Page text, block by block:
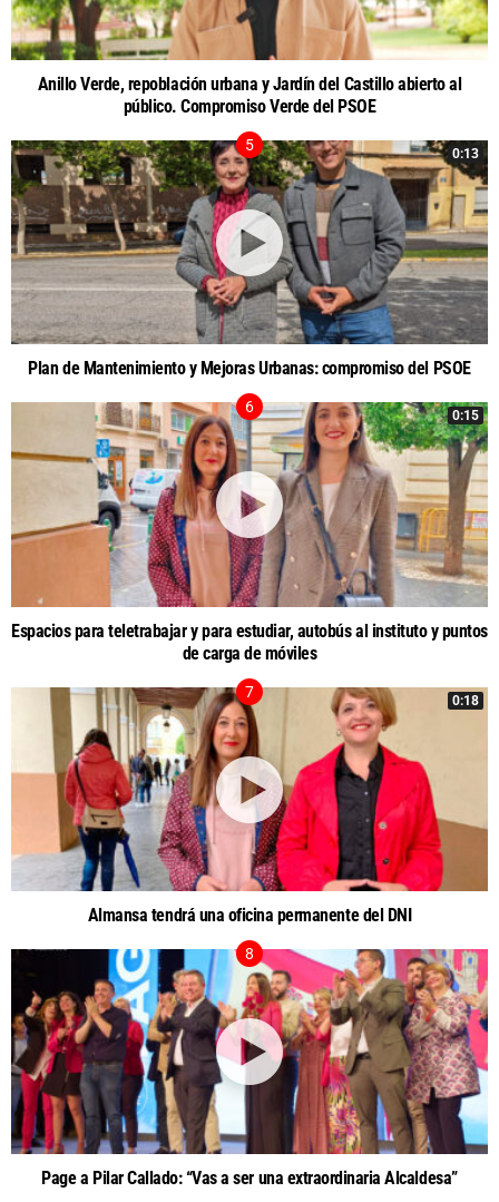
Anillo Verde, repoblación urbana y Jardín del Castillo abierto al
público. Compromiso Verde del PSOE
0:13
Plan de Mantenimiento y Mejoras Urbanas: compromiso del PSOE
0:15
Espacios para teletrabajar y para estudiar, autobús al instituto y puntos
de carga de móviles
0:18
Almansa tendrá una oficina permanente del DNI
Page a Pilar Callado: “Vas a ser una extraordinaria Alcaldesa”